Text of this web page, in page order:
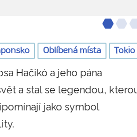
Oblíbená místa Tokio
Hačikó a jeho pána
a stal se legendou,
jako symbol